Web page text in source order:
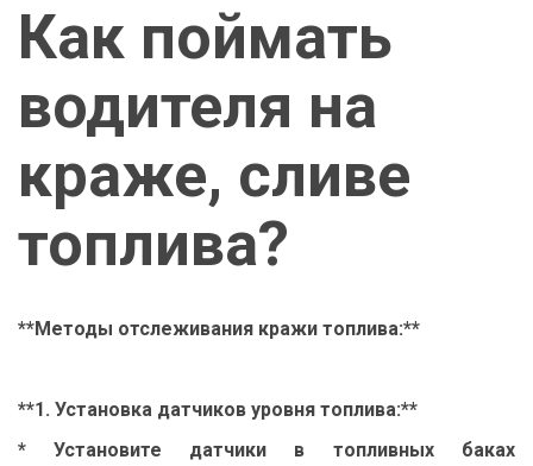
Как поймать
водителя на
краже, сливе
топлива?
**Методы отслеживания кражи топлива:**
**1. Установка датчиков уровня топлива:**
* Установите датчики в топливных баках